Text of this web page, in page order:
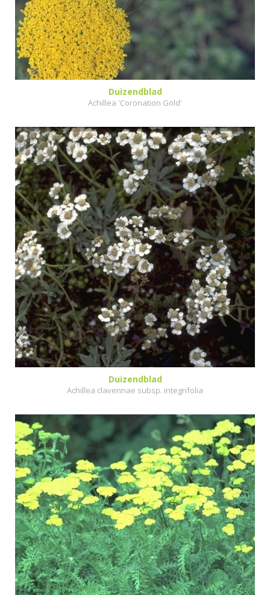
Duizendblad
Achillea 'Coronation Gold'
Duizendblad
Achillea clavennae subsp. integrifolia